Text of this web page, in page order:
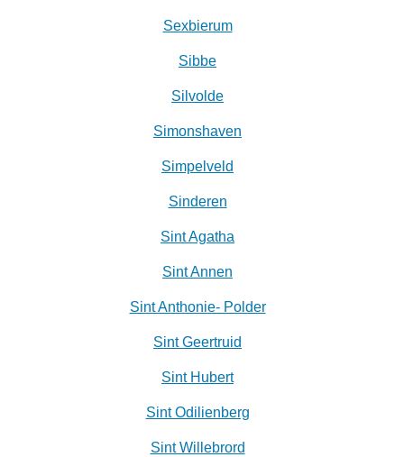
Sexbierum‎
Sibbe
Silvolde
Simonshaven
Simpelveld
Sinderen
Sint Agatha
Sint Annen
Sint Anthonie- Polder
Sint Geertruid
Sint Hubert
Sint Odilienberg
Sint Willebrord